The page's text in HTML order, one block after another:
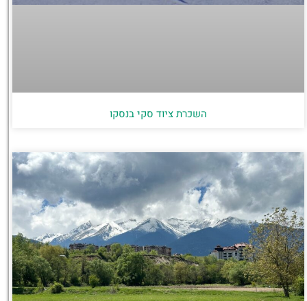
השכרת ציוד סקי בנסקו